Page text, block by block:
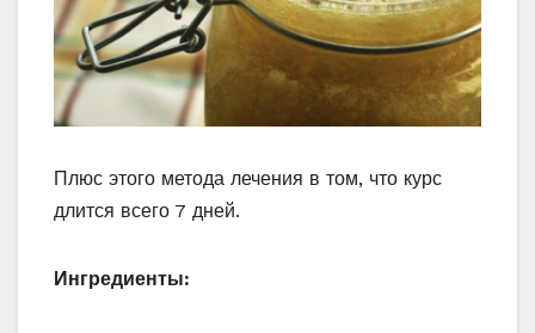
Плюс этого метода лечения в том, что курс
длится всего 7 дней.
Ингредиенты: